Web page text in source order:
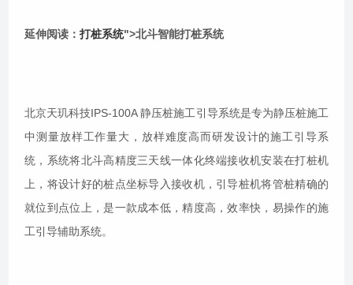
延伸阅读：打桩系统">北斗智能打桩系统
北京天玑科技IPS-100A 静压桩施工引导系统是专为静压桩施工
中测量放样工作量大，放样难度高而研发设计的施工引导系
统，系统将北斗高精度三天线一体化终端接收机安装在打桩机
上，将设计好的桩点坐标导入接收机，引导桩机将管桩精确的
就位到点位上，是一款成本低，精度高，效率快，易操作的施
工引导辅助系统。